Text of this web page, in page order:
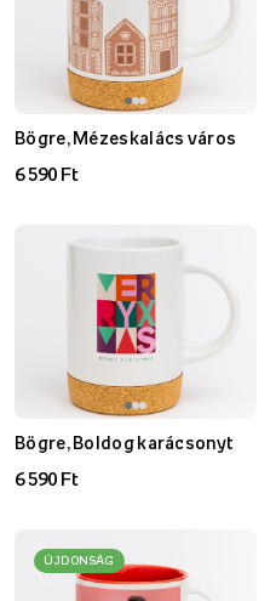
Bögre, Mézeskalács város
6 590 Ft
Bögre, Boldog karácsonyt
6 590 Ft
ÚJDONSÁG